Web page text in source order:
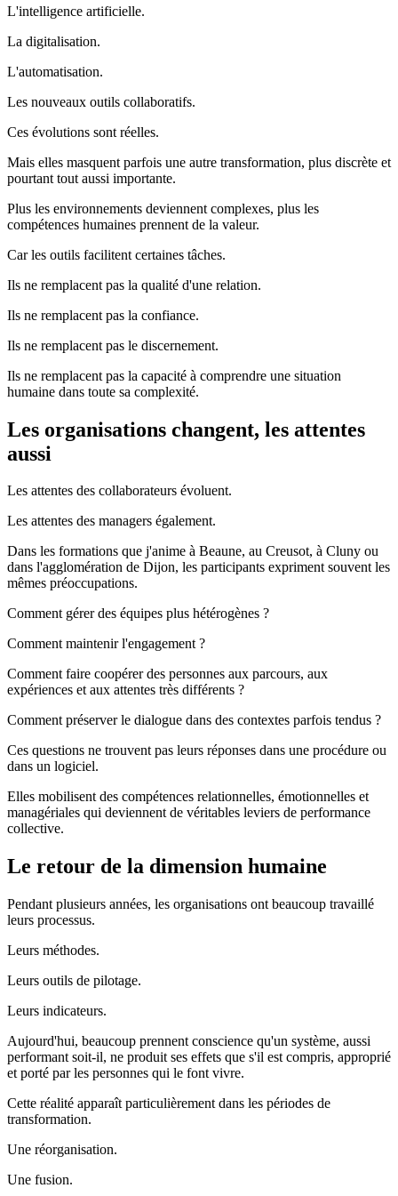
L'intelligence artificielle.
La digitalisation.
L'automatisation.
Les nouveaux outils collaboratifs.
Ces évolutions sont réelles.
Mais elles masquent parfois une autre transformation, plus discrète et
pourtant tout aussi importante.
Plus les environnements deviennent complexes, plus les
compétences humaines prennent de la valeur.
Car les outils facilitent certaines tâches.
Ils ne remplacent pas la qualité d'une relation.
Ils ne remplacent pas la confiance.
Ils ne remplacent pas le discernement.
Ils ne remplacent pas la capacité à comprendre une situation
humaine dans toute sa complexité.
Les organisations changent, les attentes
aussi
Les attentes des collaborateurs évoluent.
Les attentes des managers également.
Dans les formations que j'anime à Beaune, au Creusot, à Cluny ou
dans l'agglomération de Dijon, les participants expriment souvent les
mêmes préoccupations.
Comment gérer des équipes plus hétérogènes ?
Comment maintenir l'engagement ?
Comment faire coopérer des personnes aux parcours, aux
expériences et aux attentes très différents ?
Comment préserver le dialogue dans des contextes parfois tendus ?
Ces questions ne trouvent pas leurs réponses dans une procédure ou
dans un logiciel.
Elles mobilisent des compétences relationnelles, émotionnelles et
managériales qui deviennent de véritables leviers de performance
collective.
Le retour de la dimension humaine
Pendant plusieurs années, les organisations ont beaucoup travaillé
leurs processus.
Leurs méthodes.
Leurs outils de pilotage.
Leurs indicateurs.
Aujourd'hui, beaucoup prennent conscience qu'un système, aussi
performant soit-il, ne produit ses effets que s'il est compris, approprié
et porté par les personnes qui le font vivre.
Cette réalité apparaît particulièrement dans les périodes de
transformation.
Une réorganisation.
Une fusion.